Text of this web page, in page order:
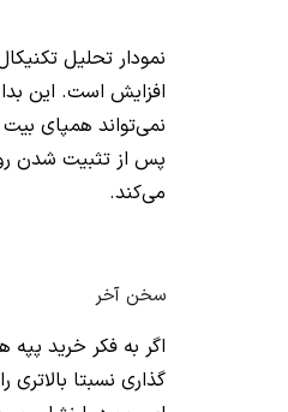
افزایش است. این
پس از تثبیت شدن
می‌کند.
سخن آخر
اگر به فکر خرید پپه
گذاری نسبتا